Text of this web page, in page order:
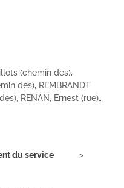
(chemin des),
des), REMBRANDT
RENAN, Ernest (rue)…
du service